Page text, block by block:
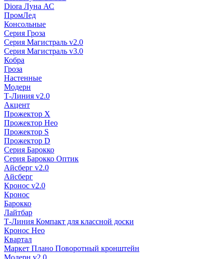
Diora Луна АС
ПромЛед
Консольные
Серия Гроза
Серия Магистраль v2.0
Серия Магистраль v3.0
Кобра
Гроза
Настенные
Модерн
Т-Линия v2.0
Акцент
Прожектор X
Прожектор Нео
Прожектор S
Прожектор D
Серия Барокко
Серия Барокко Оптик
Айсберг v2.0
Айсберг
Кронос v2.0
Кронос
Барокко
Лайтбар
Т-Линия Компакт для классной доски
Кронос Нео
Квартал
Маркет Плано Поворотный кронштейн
Модерн v2.0